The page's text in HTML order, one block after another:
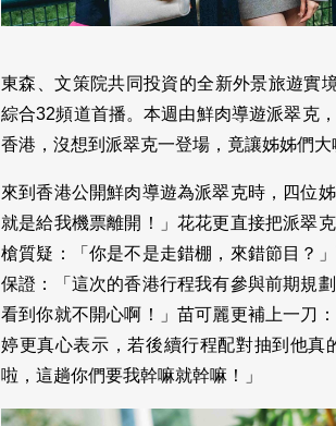
東森、文策院共同投資的全新外景旅遊實
綜合32頻道首播。本週由鮮肉導遊派翠克
香港，沒想到派翠克一登場，竟讓姊姊們大
來到香港公開鮮肉導遊為派翠克時，四位
就是給我機票離開！」花花更直接把派翠
槍質疑：「你是不是走錯棚，來錯節目？
保證：「這次的香港行程我有參與前期規
看到你就不開心啊！」苗可麗更補上一刀
婷更真心表示，若後續行程配對抽到他
啦，這趟你們要我幹嘛就幹嘛！」